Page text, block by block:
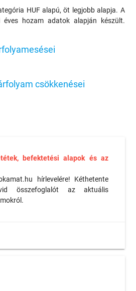
HUF alapú, öt legjobb alapja. A
éves hozam adatok alapján készült.
csökkenései
befektetési alapok és az
hírlevelére! Kéthetente
összefoglalót az aktuális